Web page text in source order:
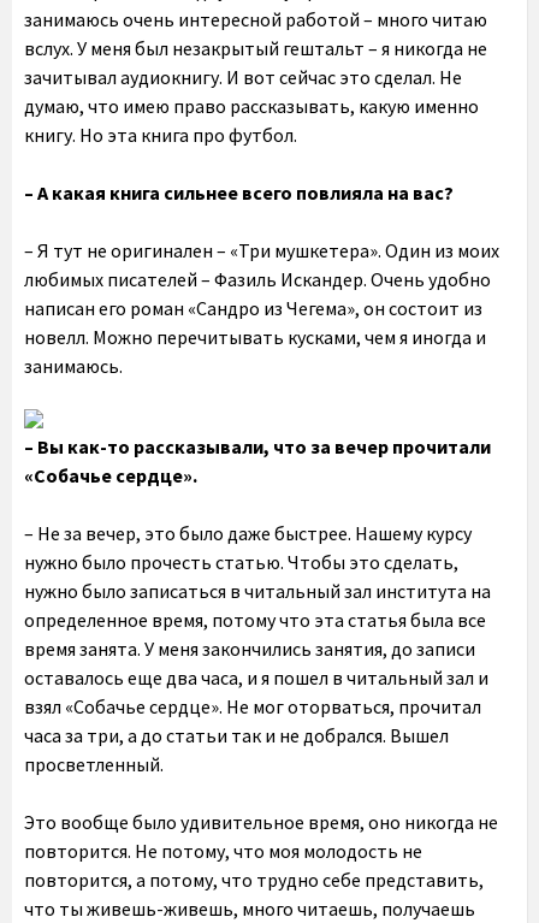
занимаюсь очень интересной работой – много читаю
вслух. У меня был незакрытый гештальт – я никогда не
зачитывал аудиокнигу. И вот сейчас это сделал. Не
думаю, что имею право рассказывать, какую именно
книгу. Но эта книга про футбол.
– А какая книга сильнее всего повлияла на вас?
– Я тут не оригинален – «Три мушкетера». Один из моих
любимых писателей – Фазиль Искандер. Очень удобно
написан его роман «Сандро из Чегема», он состоит из
новелл. Можно перечитывать кусками, чем я иногда и
занимаюсь.
– Вы как-то рассказывали, что за вечер прочитали
«Собачье сердце».
– Не за вечер, это было даже быстрее. Нашему курсу
нужно было прочесть статью. Чтобы это сделать,
нужно было записаться в читальный зал института на
определенное время, потому что эта статья была все
время занята. У меня закончились занятия, до записи
оставалось еще два часа, и я пошел в читальный зал и
взял «Собачье сердце». Не мог оторваться, прочитал
часа за три, а до статьи так и не добрался. Вышел
просветленный.
Это вообще было удивительное время, оно никогда не
повторится. Не потому, что моя молодость не
повторится, а потому, что трудно себе представить,
что ты живешь-живешь, много читаешь, получаешь